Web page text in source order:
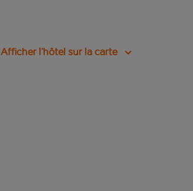
Afficher l’hôtel sur la carte